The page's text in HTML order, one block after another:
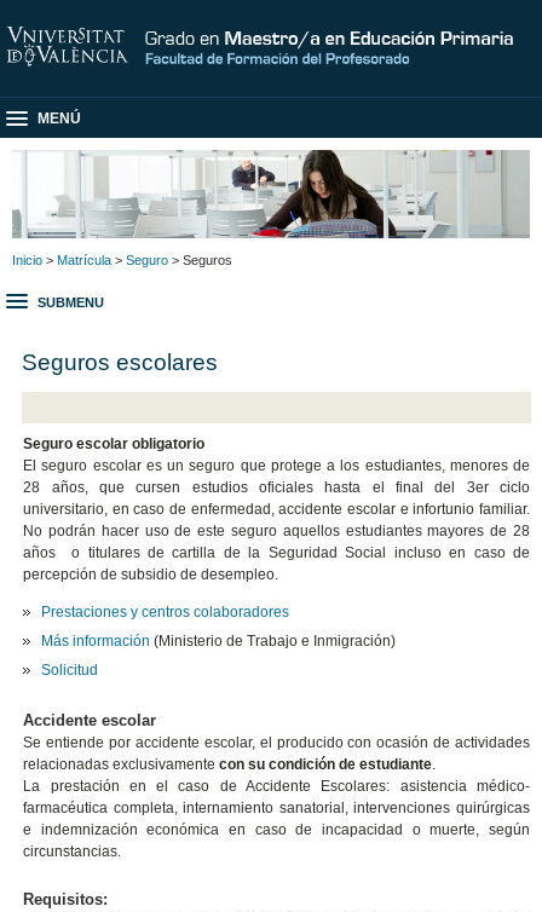
MENÚ
Inicio > Matrícula > Seguro > Seguros
SUBMENU
Seguros escolares
Seguro escolar obligatorio
El seguro escolar es un seguro que protege a los estudiantes, menores de
28 años, que cursen estudios oficiales hasta el final del 3er ciclo
universitario, en caso de enfermedad, accidente escolar e infortunio familiar.
No podrán hacer uso de este seguro aquellos estudiantes mayores de 28
años o titulares de cartilla de la Seguridad Social incluso en caso de
percepción de subsidio de desempleo.
Prestaciones y centros colaboradores
Más información (Ministerio de Trabajo e Inmigración)
Solicitud
Accidente escolar
Se entiende por accidente escolar, el producido con ocasión de actividades
relacionadas exclusivamentecon su condición de estudiante.
La prestación en el caso de Accidente Escolares: asistencia médico-
farmacéutica completa, internamiento sanatorial, intervenciones quirúrgicas
e indemnización económica en caso de incapacidad o muerte, según
circunstancias.
Requisitos: